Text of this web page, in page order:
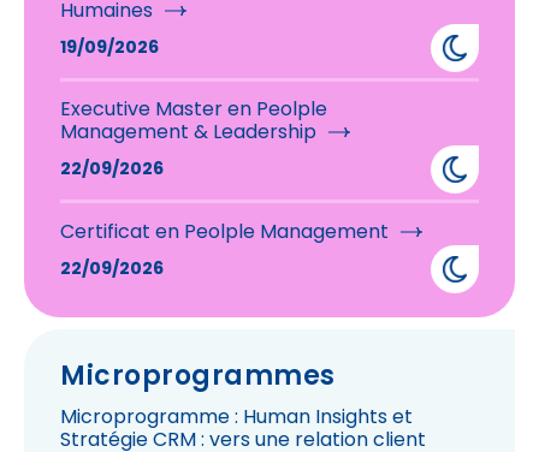
Humaines
19/09/2026
Executive Master en Peolple
Management & Leadership
22/09/2026
Certificat en Peolple Management
22/09/2026
Microprogrammes
Microprogramme : Human Insights et
Stratégie CRM : vers une relation client